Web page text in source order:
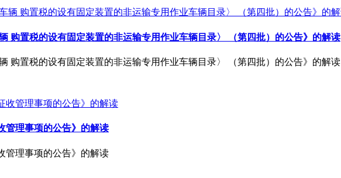
购置税的设有固定装置的非运输专用作业车辆目录〉 （第四批）的公告》的解读
购置税的设有固定装置的非运输专用作业车辆目录〉 （第四批）的公告》的解读
管理事项的公告》的解读
管理事项的公告》的解读